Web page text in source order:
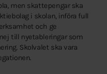
men skattepengar ska
i skolan, införa full
och ge
till nyetableringar som
Skolvalet ska vara